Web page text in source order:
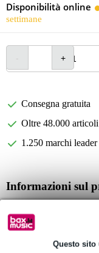
Questo sito
Disponibilità online
settimane
Consegna gratuita
Oltre 48.000
1.250 marchi leader
Informazioni sul
Vedi anche (4)